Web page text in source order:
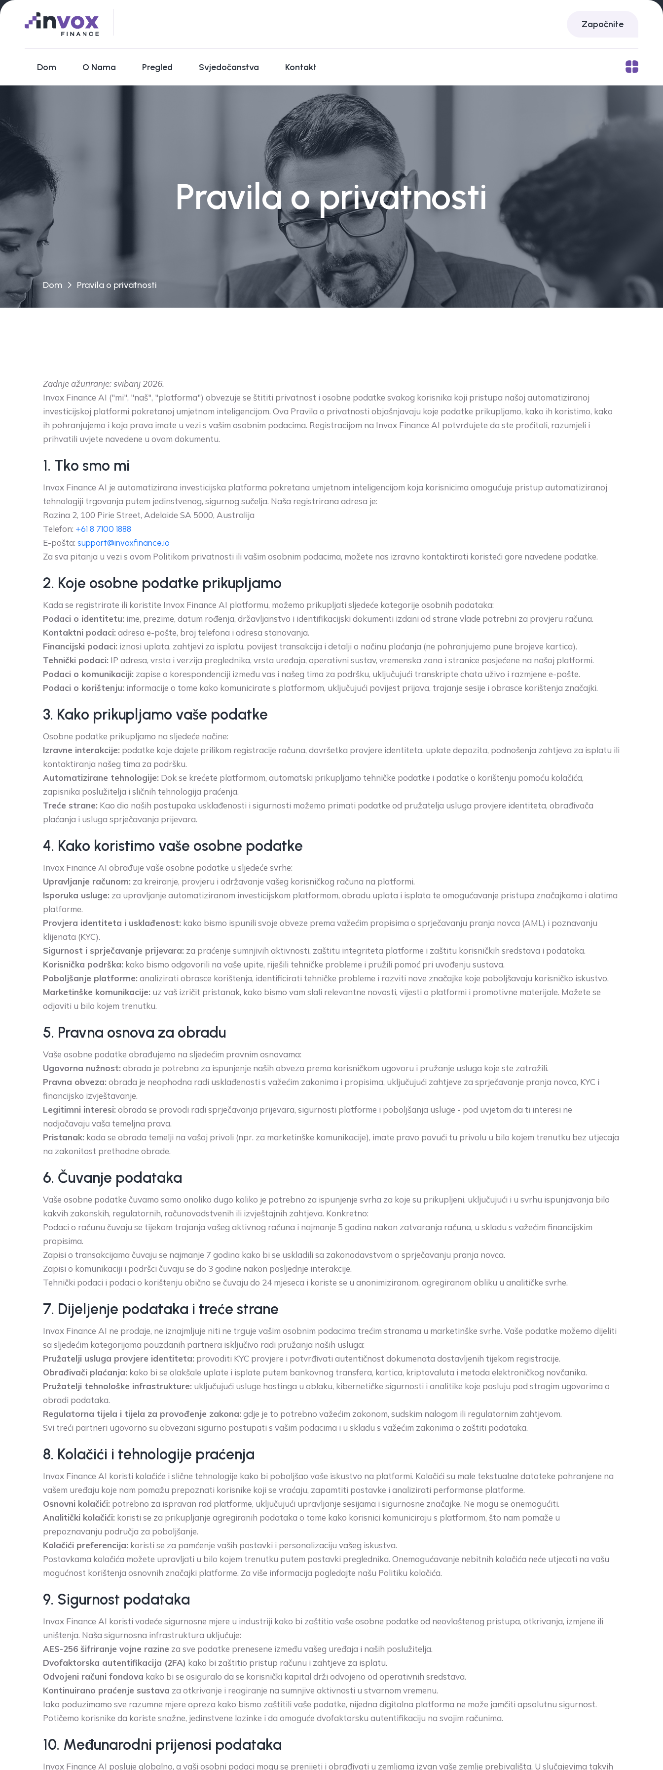
Započnite
Dom O Nama Pregled Svjedočanstva Kontakt
Pravila o privatnosti
Dom Pravila o privatnosti
Zadnje ažuriranje: svibanj 2026.
Invox Finance AI ("mi", "naš", "platforma") obvezuje se štititi privatnost i osobne podatke svakog korisnika koji pristupa našoj automatiziranoj
investicijskoj platformi pokretanoj umjetnom inteligencijom. Ova Pravila o privatnosti objašnjavaju koje podatke prikupljamo, kako ih koristimo, kako
ih pohranjujemo i koja prava imate u vezi s vašim osobnim podacima. Registracijom na Invox Finance AI potvrđujete da ste pročitali, razumjeli i
prihvatili uvjete navedene u ovom dokumentu.
1. Tko smo mi
Invox Finance AI je automatizirana investicijska platforma pokretana umjetnom inteligencijom koja korisnicima omogućuje pristup automatiziranoj
tehnologiji trgovanja putem jedinstvenog, sigurnog sučelja. Naša registrirana adresa je:
Razina 2, 100 Pirie Street, Adelaide SA 5000, Australija
Telefon: +61 8 7100 1888
E-pošta: support@invoxfinance.io
Za sva pitanja u vezi s ovom Politikom privatnosti ili vašim osobnim podacima, možete nas izravno kontaktirati koristeći gore navedene podatke.
2. Koje osobne podatke prikupljamo
Kada se registrirate ili koristite Invox Finance AI platformu, možemo prikupljati sljedeće kategorije osobnih podataka:
Podaci o identitetu: ime, prezime, datum rođenja, državljanstvo i identifikacijski dokumenti izdani od strane vlade potrebni za provjeru računa.
Kontaktni podaci: adresa e-pošte, broj telefona i adresa stanovanja.
Financijski podaci: iznosi uplata, zahtjevi za isplatu, povijest transakcija i detalji o načinu plaćanja (ne pohranjujemo pune brojeve kartica).
Tehnički podaci: IP adresa, vrsta i verzija preglednika, vrsta uređaja, operativni sustav, vremenska zona i stranice posjećene na našoj platformi.
Podaci o komunikaciji: zapise o korespondenciji između vas i našeg tima za podršku, uključujući transkripte chata uživo i razmjene e-pošte.
Podaci o korištenju: informacije o tome kako komunicirate s platformom, uključujući povijest prijava, trajanje sesije i obrasce korištenja značajki.
3. Kako prikupljamo vaše podatke
Osobne podatke prikupljamo na sljedeće načine:
Izravne interakcije: podatke koje dajete prilikom registracije računa, dovršetka provjere identiteta, uplate depozita, podnošenja zahtjeva za isplatu ili
kontaktiranja našeg tima za podršku.
Automatizirane tehnologije: Dok se krećete platformom, automatski prikupljamo tehničke podatke i podatke o korištenju pomoću kolačića,
zapisnika poslužitelja i sličnih tehnologija praćenja.
Treće strane: Kao dio naših postupaka usklađenosti i sigurnosti možemo primati podatke od pružatelja usluga provjere identiteta, obrađivača
plaćanja i usluga sprječavanja prijevara.
4. Kako koristimo vaše osobne podatke
Invox Finance AI obrađuje vaše osobne podatke u sljedeće svrhe:
Upravljanje računom: za kreiranje, provjeru i održavanje vašeg korisničkog računa na platformi.
Isporuka usluge: za upravljanje automatiziranom investicijskom platformom, obradu uplata i isplata te omogućavanje pristupa značajkama i alatima
platforme.
Provjera identiteta i usklađenost: kako bismo ispunili svoje obveze prema važećim propisima o sprječavanju pranja novca (AML) i poznavanju
klijenata (KYC).
Sigurnost i sprječavanje prijevara: za praćenje sumnjivih aktivnosti, zaštitu integriteta platforme i zaštitu korisničkih sredstava i podataka.
Korisnička podrška: kako bismo odgovorili na vaše upite, riješili tehničke probleme i pružili pomoć pri uvođenju sustava.
Poboljšanje platforme: analizirati obrasce korištenja, identificirati tehničke probleme i razviti nove značajke koje poboljšavaju korisničko iskustvo.
Marketinške komunikacije: uz vaš izričit pristanak, kako bismo vam slali relevantne novosti, vijesti o platformi i promotivne materijale. Možete se
odjaviti u bilo kojem trenutku.
5. Pravna osnova za obradu
Vaše osobne podatke obrađujemo na sljedećim pravnim osnovama:
Ugovorna nužnost: obrada je potrebna za ispunjenje naših obveza prema korisničkom ugovoru i pružanje usluga koje ste zatražili.
Pravna obveza: obrada je neophodna radi usklađenosti s važećim zakonima i propisima, uključujući zahtjeve za sprječavanje pranja novca, KYC i
financijsko izvještavanje.
Legitimni interesi: obrada se provodi radi sprječavanja prijevara, sigurnosti platforme i poboljšanja usluge - pod uvjetom da ti interesi ne
nadjačavaju vaša temeljna prava.
Pristanak: kada se obrada temelji na vašoj privoli (npr. za marketinške komunikacije), imate pravo povući tu privolu u bilo kojem trenutku bez utjecaja
na zakonitost prethodne obrade.
6. Čuvanje podataka
Vaše osobne podatke čuvamo samo onoliko dugo koliko je potrebno za ispunjenje svrha za koje su prikupljeni, uključujući i u svrhu ispunjavanja bilo
kakvih zakonskih, regulatornih, računovodstvenih ili izvještajnih zahtjeva. Konkretno:
Podaci o računu čuvaju se tijekom trajanja vašeg aktivnog računa i najmanje 5 godina nakon zatvaranja računa, u skladu s važećim financijskim
propisima.
Zapisi o transakcijama čuvaju se najmanje 7 godina kako bi se uskladili sa zakonodavstvom o sprječavanju pranja novca.
Zapisi o komunikaciji i podršci čuvaju se do 3 godine nakon posljednje interakcije.
Tehnički podaci i podaci o korištenju obično se čuvaju do 24 mjeseca i koriste se u anonimiziranom, agregiranom obliku u analitičke svrhe.
7. Dijeljenje podataka i treće strane
Invox Finance AI ne prodaje, ne iznajmljuje niti ne trguje vašim osobnim podacima trećim stranama u marketinške svrhe. Vaše podatke možemo dijeliti
sa sljedećim kategorijama pouzdanih partnera isključivo radi pružanja naših usluga:
Pružatelji usluga provjere identiteta: provoditi KYC provjere i potvrđivati autentičnost dokumenata dostavljenih tijekom registracije.
Obrađivači plaćanja: kako bi se olakšale uplate i isplate putem bankovnog transfera, kartica, kriptovaluta i metoda elektroničkog novčanika.
Pružatelji tehnološke infrastrukture: uključujući usluge hostinga u oblaku, kibernetičke sigurnosti i analitike koje posluju pod strogim ugovorima o
obradi podataka.
Regulatorna tijela i tijela za provođenje zakona: gdje je to potrebno važećim zakonom, sudskim nalogom ili regulatornim zahtjevom.
Svi treći partneri ugovorno su obvezani sigurno postupati s vašim podacima i u skladu s važećim zakonima o zaštiti podataka.
8. Kolačići i tehnologije praćenja
Invox Finance AI koristi kolačiće i slične tehnologije kako bi poboljšao vaše iskustvo na platformi. Kolačići su male tekstualne datoteke pohranjene na
vašem uređaju koje nam pomažu prepoznati korisnike koji se vraćaju, zapamtiti postavke i analizirati performanse platforme.
Osnovni kolačići: potrebno za ispravan rad platforme, uključujući upravljanje sesijama i sigurnosne značajke. Ne mogu se onemogućiti.
Analitički kolačići: koristi se za prikupljanje agregiranih podataka o tome kako korisnici komuniciraju s platformom, što nam pomaže u
prepoznavanju područja za poboljšanje.
Kolačići preferencija: koristi se za pamćenje vaših postavki i personalizaciju vašeg iskustva.
Postavkama kolačića možete upravljati u bilo kojem trenutku putem postavki preglednika. Onemogućavanje nebitnih kolačića neće utjecati na vašu
mogućnost korištenja osnovnih značajki platforme. Za više informacija pogledajte našu Politiku kolačića.
9. Sigurnost podataka
Invox Finance AI koristi vodeće sigurnosne mjere u industriji kako bi zaštitio vaše osobne podatke od neovlaštenog pristupa, otkrivanja, izmjene ili
uništenja. Naša sigurnosna infrastruktura uključuje:
AES-256 šifriranje vojne razine za sve podatke prenesene između vašeg uređaja i naših poslužitelja.
Dvofaktorska autentifikacija (2FA) kako bi zaštitio pristup računu i zahtjeve za isplatu.
Odvojeni računi fondova kako bi se osiguralo da se korisnički kapital drži odvojeno od operativnih sredstava.
Kontinuirano praćenje sustava za otkrivanje i reagiranje na sumnjive aktivnosti u stvarnom vremenu.
Iako poduzimamo sve razumne mjere opreza kako bismo zaštitili vaše podatke, nijedna digitalna platforma ne može jamčiti apsolutnu sigurnost.
Potičemo korisnike da koriste snažne, jedinstvene lozinke i da omoguće dvofaktorsku autentifikaciju na svojim računima.
10. Međunarodni prijenosi podataka
Invox Finance AI posluje globalno, a vaši osobni podaci mogu se prenijeti i obrađivati u zemljama izvan vaše zemlje prebivališta. U slučajevima takvih